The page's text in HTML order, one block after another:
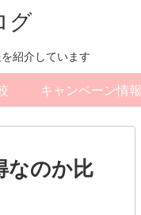
グ
紹介しています
キャンペーン情報
なのか比